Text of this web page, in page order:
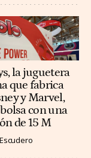
la juguetera
que fabrica
y Marvel,
con una
de 15 M